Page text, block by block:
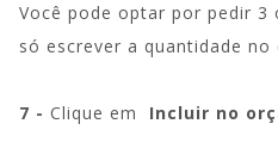
Você pode optar por pedir 3
só escrever a quantidade no
7 - Clique em Incluir no